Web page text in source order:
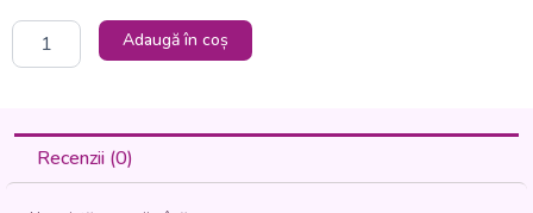
Cantitate
VINETE
Adaugă în coș
Recenzii (0)